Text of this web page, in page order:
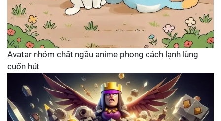
Avatar nhóm chất ngầu anime phong cách lạnh lùng
cuốn hút